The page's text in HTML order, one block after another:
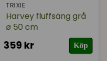
TRIXIE
Harvey fluffsäng grå
ø 50 cm
359 kr Köp